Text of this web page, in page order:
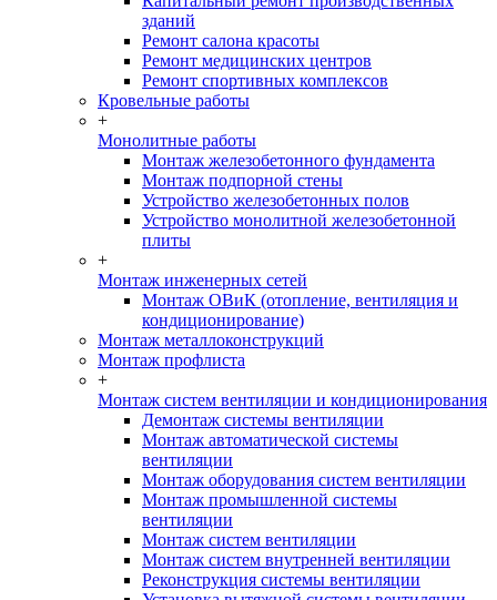
зданий
Ремонт салона красоты
Ремонт медицинских центров
Ремонт спортивных комплексов
Кровельные работы
+
Монолитные работы
Монтаж железобетонного фундамента
Монтаж подпорной стены
Устройство железобетонных полов
Устройство монолитной железобетонной
плиты
+
Монтаж инженерных сетей
Монтаж ОВиК (отопление, вентиляция и
кондиционирование)
Монтаж металлоконструкций
Монтаж профлиста
+
Монтаж систем вентиляции и кондиционирования
Демонтаж системы вентиляции
Монтаж автоматической системы
вентиляции
Монтаж оборудования систем вентиляции
Монтаж промышленной системы
вентиляции
Монтаж систем вентиляции
Монтаж систем внутренней вентиляции
Реконструкция системы вентиляции